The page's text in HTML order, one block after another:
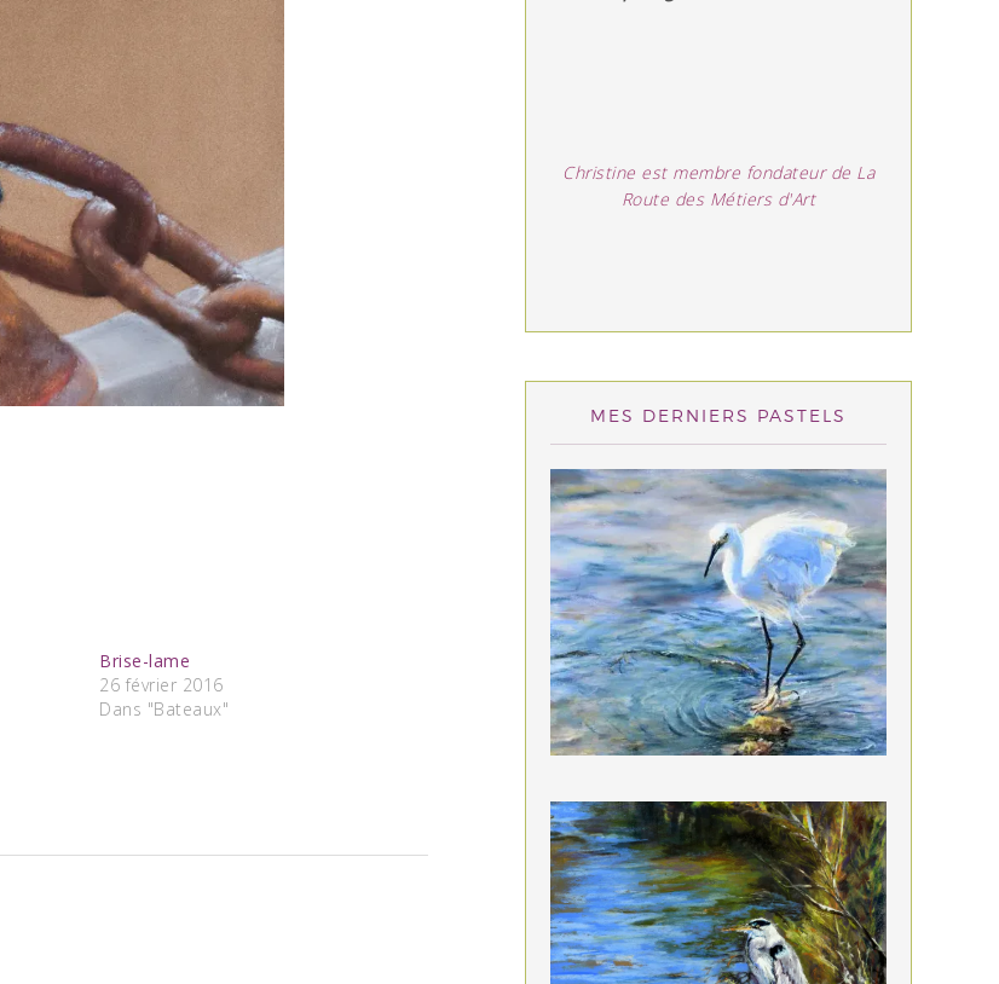
Brise-lame
26 février 2016
Dans "Bateaux"
Christine est membre fondateur de La
Route des Métiers d'Art
MES DERNIERS PASTELS